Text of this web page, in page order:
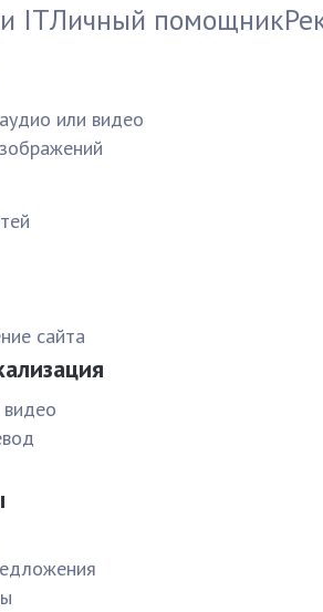
ITЛичный помощник
или видео
сайта